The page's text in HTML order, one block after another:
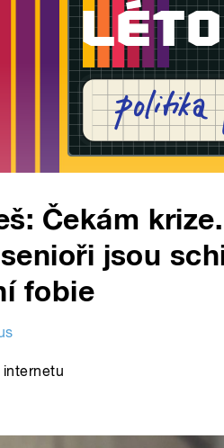
Čekám
jsou
fobie
internetu